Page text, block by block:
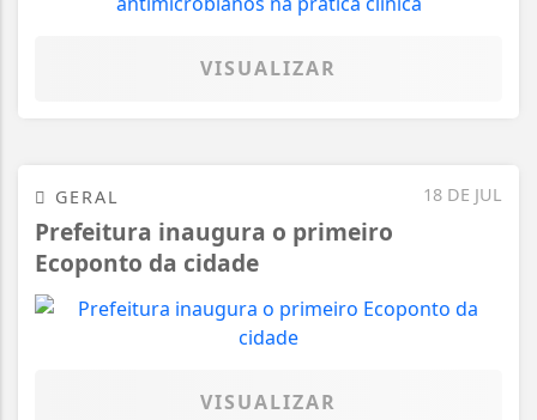
VISUALIZAR
18 DE JUL
GERAL
Prefeitura inaugura o primeiro
Ecoponto da cidade
VISUALIZAR